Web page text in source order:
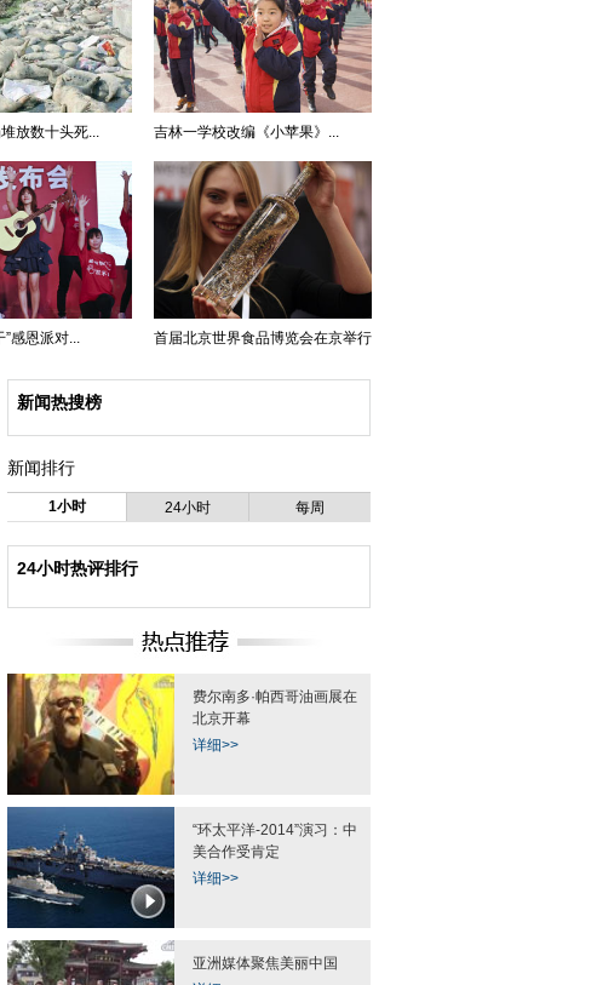
放数十头死... 吉林一学校改编《小苹果》...
”感恩派对... 首届北京世界食品博览会在京举行
新闻热搜榜
新闻排行
1小时 24小时 每周
24小时热评排行
费尔南多·帕西哥油画展在
北京开幕
详细>>
“环太平洋-2014”演习：中
美合作受肯定
详细>>
亚洲媒体聚焦美丽中国